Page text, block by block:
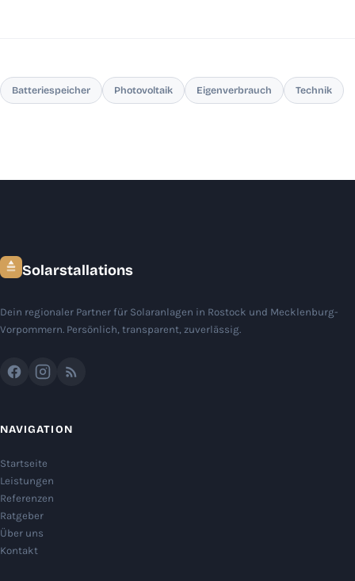
Batteriespeicher Photovoltaik Eigenverbrauch Technik
Solarstallations
Dein regionaler Partner für Solaranlagen in Rostock und Mecklenburg-
Vorpommern. Persönlich, transparent, zuverlässig.
NAVIGATION
Startseite
Leistungen
Referenzen
Ratgeber
Über uns
Kontakt